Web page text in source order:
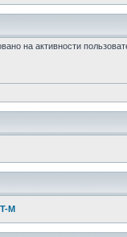
на активности
M